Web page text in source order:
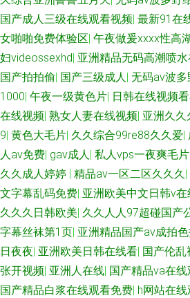
国产成人三级在线观看视频| 最新91在
女啪啪免费体验区| 午夜做爰xxxⅹ性高
妇videossexhd| 亚洲精品无码高潮喷
国产拍拍偷| 国产三级成人| 无码av波多
1000| 午夜一级黄色片| 日韩在线视频
在线视频| 熟女人妻在线视频| 亚洲久久
9| 黄色大毛片| 久久综合99re88久久爱|
人av免费| gav成人| 私人vps一夜爽毛
久久成人婷婷 | 精品av一区二区久久久|
文字幕乱码免费| 亚洲欧美中文日韩v在
久久久日韩欧美| 久久人人97超碰国产
字幕丝袜第1页| 亚洲精品国产aⅴ成拍
日夜夜| 亚洲欧美日韩在线看| 国产伦乱
张开视频| 亚洲人在线| 国产精品va在线
国产精品白浆在线观看免费| h网站在